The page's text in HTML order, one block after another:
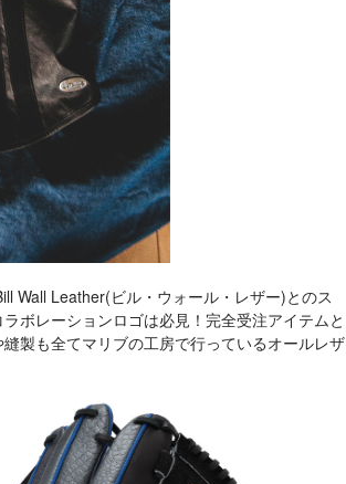
Wall Leather(ビル・ウォール・レザー)とのス
ボレーションロゴは必見！完全受注アイテムと
製も全てマリブの工房で行っているオールレザ